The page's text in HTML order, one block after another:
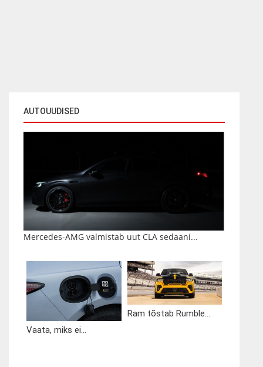
AUTOUUDISED
Mercedes-AMG valmistab uut CLA sedaani...
Vaata, miks ei...
Ram tõstab Rumble...